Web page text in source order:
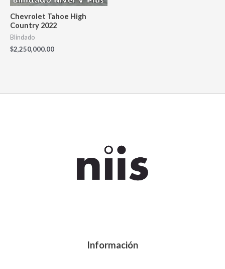
Chevrolet Tahoe High
Country 2022
Blindado
$2,250,000.00
Información